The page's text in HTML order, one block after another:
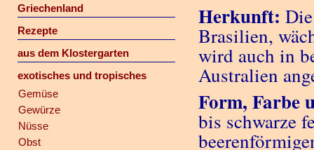
Griechenland
Rezepte
aus dem Klostergarten
exotisches und tropisches
Gemüse
Gewürze
Nüsse
Obst
Herkunft:
Brasilien,
wird auch in
Australien
Form, Farbe
bis schwarze